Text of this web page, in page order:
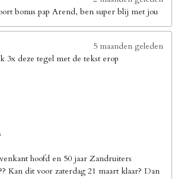
bonus pap Arend, ben super blij met jou
5 maanden geleden
3x deze tegel met de tekst erop
hoofd en 50 jaar Zandruiters
Kan dit voor zaterdag 21 maart klaar? Dan